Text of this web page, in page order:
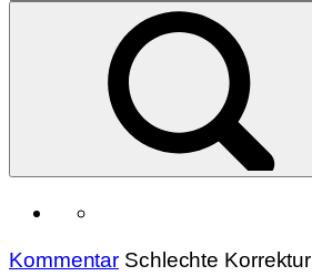
Kommentar Schlechte Korrektur